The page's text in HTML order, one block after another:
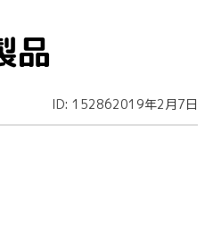
品
ID: 152862019年2月7日